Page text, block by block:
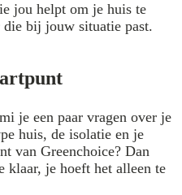
jou helpt om je huis te
die bij jouw situatie past.
je een paar vragen over je
huis, de isolatie en je
van Greenchoice? Dan
klaar, je hoeft het alleen te